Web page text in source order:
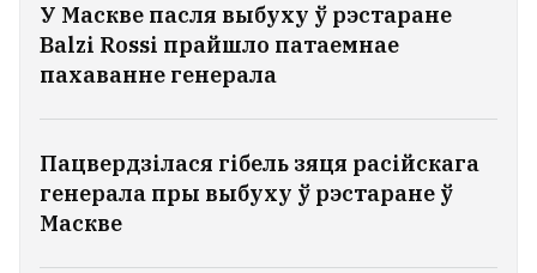
У Маскве пасля выбуху ў рэстаране
Balzi Rossi прайшло патаемнае
пахаванне генерала
Пацвердзілася гібель зяця расійскага
генерала пры выбуху ў рэстаране ў
Маскве